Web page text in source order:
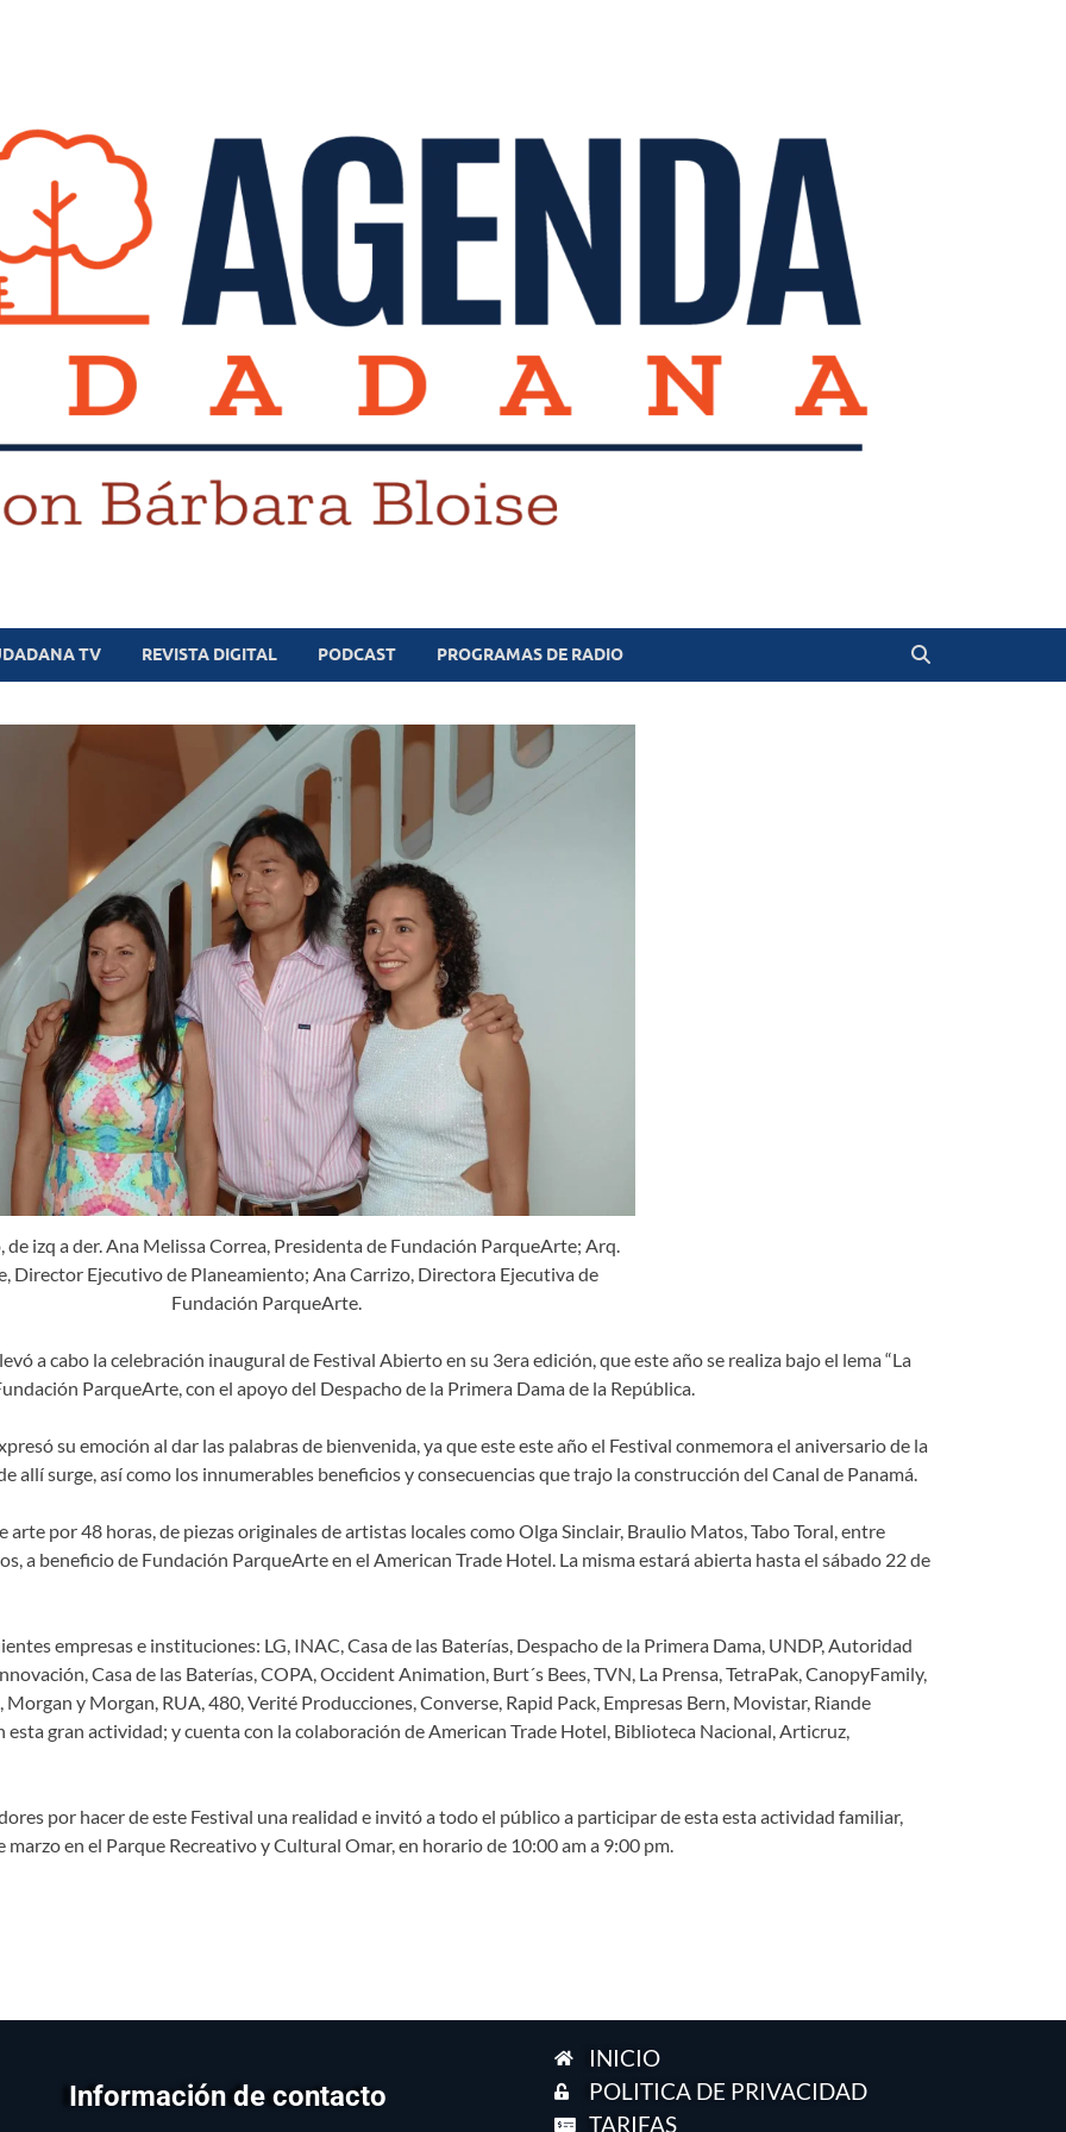
TV REVISTA DIGITAL PODCAST PROGRAMAS DE RADIO
de izq a der. Ana Melissa Correa, Presidenta de Fundación ParqueArte; Arq.
Director Ejecutivo de Planeamiento; Ana Carrizo, Directora Ejecutiva de
Fundación ParqueArte.
a cabo la celebración inaugural de Festival Abierto en su 3era edición, que este año se realiza bajo el lema “La
ParqueArte, con el apoyo del Despacho de la Primera Dama de la República.
su emoción al dar las palabras de bienvenida, ya que este este año el Festival conmemora el aniversario de la
allí surge, así como los innumerables beneficios y consecuencias que trajo la construcción del Canal de Panamá.
por 48 horas, de piezas originales de artistas locales como Olga Sinclair, Braulio Matos, Tabo Toral, entre
a beneficio de Fundación ParqueArte en el American Trade Hotel. La misma estará abierta hasta el sábado 22 de
empresas e instituciones: LG, INAC, Casa de las Baterías, Despacho de la Primera Dama, UNDP, Autoridad
Casa de las Baterías, COPA, Occident Animation, Burt´s Bees, TVN, La Prensa, TetraPak, CanopyFamily,
y Morgan, RUA, 480, Verité Producciones, Converse, Rapid Pack, Empresas Bern, Movistar, Riande
esta gran actividad; y cuenta con la colaboración de American Trade Hotel, Biblioteca Nacional, Articruz,
por hacer de este Festival una realidad e invitó a todo el público a participar de esta esta actividad familiar,
en el Parque Recreativo y Cultural Omar, en horario de 10:00 am a 9:00 pm.
Información de contacto
INICIO
POLITICA DE PRIVACIDAD
TARIFAS